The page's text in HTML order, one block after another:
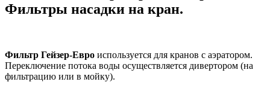
Фильтры насадки на кран.
Фильтр Гейзер-Евро используется для кранов с аэратором.
Переключение потока воды осуществляется дивертором (на
фильтрацию или в мойку).